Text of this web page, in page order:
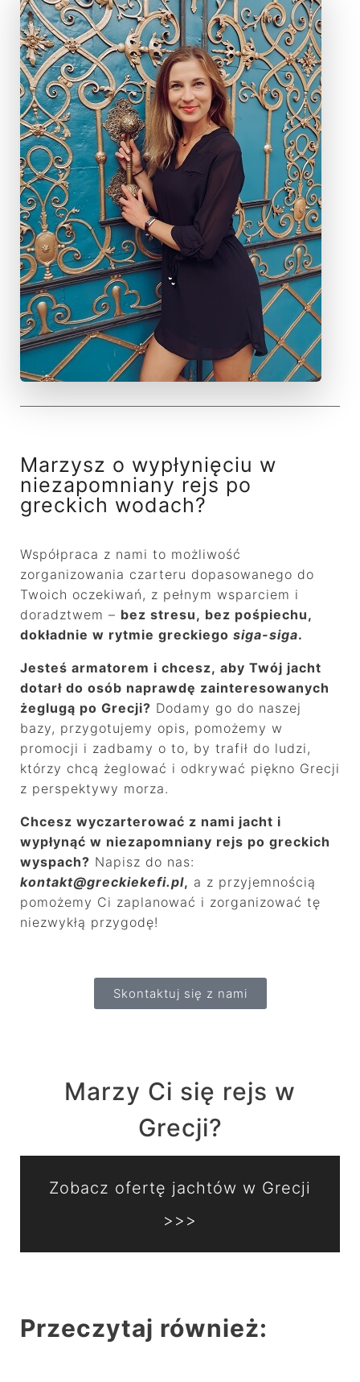
Marzysz o wypłynięciu w
niezapomniany rejs po
greckich wodach?
Współpraca z nami to możliwość
zorganizowania czarteru dopasowanego do
Twoich oczekiwań, z pełnym wsparciem i
doradztwem – bez stresu, bez pośpiechu,
dokładnie w rytmie greckiego siga-siga.
Jesteś armatorem i chcesz, aby Twój jacht
dotarł do osób naprawdę zainteresowanych
żeglugą po Grecji? Dodamy go do naszej
bazy, przygotujemy opis, pomożemy w
promocji i zadbamy o to, by trafił do ludzi,
którzy chcą żeglować i odkrywać piękno Grecji
z perspektywy morza.
Chcesz wyczarterować z nami jacht i
wypłynąć w niezapomniany rejs po greckich
wyspach? Napisz do nas:
kontakt@greckiekefi.pl, a z przyjemnością
pomożemy Ci zaplanować i zorganizować tę
niezwykłą przygodę!
Skontaktuj się z nami
Marzy Ci się rejs w
Grecji?
Zobacz ofertę jachtów w Grecji
>>>
Przeczytaj również: